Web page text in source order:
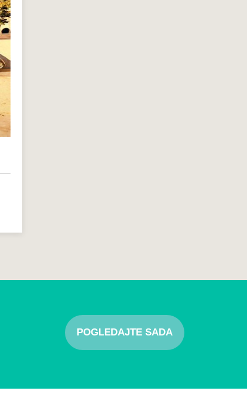
POGLEDAJTE SADA